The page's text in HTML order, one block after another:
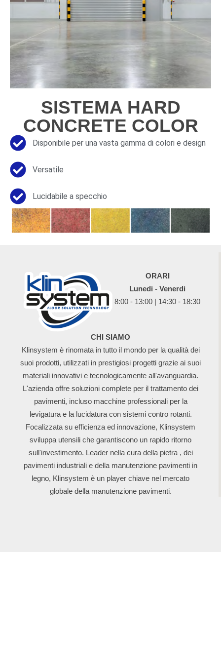
SISTEMA HARD
CONCRETE COLOR
Disponibile per una vasta gamma di colori e design
Versatile
Lucidabile a specchio
ORARI
Lunedi - Venerdi
8:00 - 13:00 | 14:30 - 18:30
CHI SIAMO
Klinsystem è rinomata in tutto il mondo per la qualità dei
suoi prodotti, utilizzati in prestigiosi progetti grazie ai suoi
materiali innovativi e tecnologicamente all'avanguardia.
L'azienda offre soluzioni complete per il trattamento dei
pavimenti, incluso macchine professionali per la
levigatura e la lucidatura con sistemi contro rotanti.
Focalizzata su efficienza ed innovazione, Klinsystem
sviluppa utensili che garantiscono un rapido ritorno
sull'investimento. Leader nella cura della pietra , dei
pavimenti industriali e della manutenzione pavimenti in
legno, Klinsystem è un player chiave nel mercato
globale della manutenzione pavimenti.